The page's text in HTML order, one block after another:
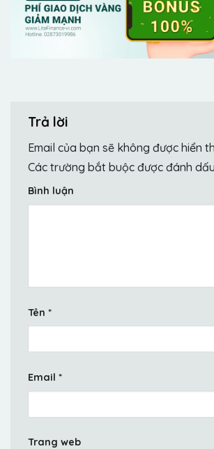
Trả lời
Email của bạn sẽ không được hiển
Các trường bắt buộc được đánh dấu
Bình luận
Tên *
Email *
Trang web